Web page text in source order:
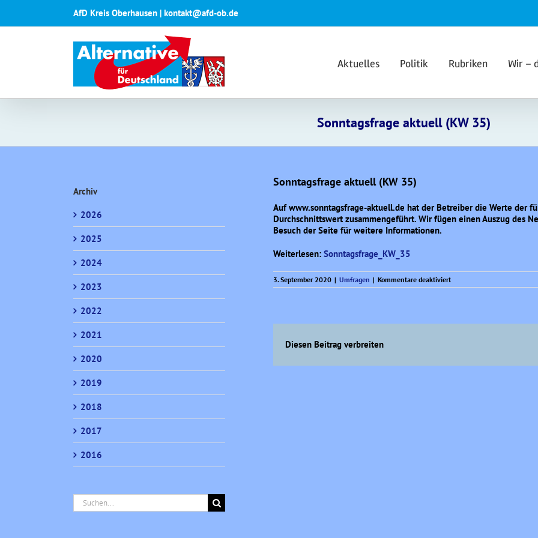
springen
AfD Kreis Oberhausen | kontakt@afd-ob.de
Aktuelles Politik Rubriken Wir –
Sonntagsfrage aktuell (KW 35)
Sonntagsfrage aktuell (KW 35)
Auf www.sonntagsfrage-aktuell.de hat der Betreiber die Werte der
Durchschnittswert zusammengeführt. Wir fügen einen Auszug des
Besuch der Seite für weitere Informationen.
Weiterlesen: Sonntagsfrage_KW_35
3. September 2020 | Umfragen | Kommentare deaktiviertfür
Sonntagsfrage
Diesen Beitrag verbreiten
Archiv
2026
2025
2024
2023
2022
2021
2020
2019
2018
2017
2016
Suche
nach: